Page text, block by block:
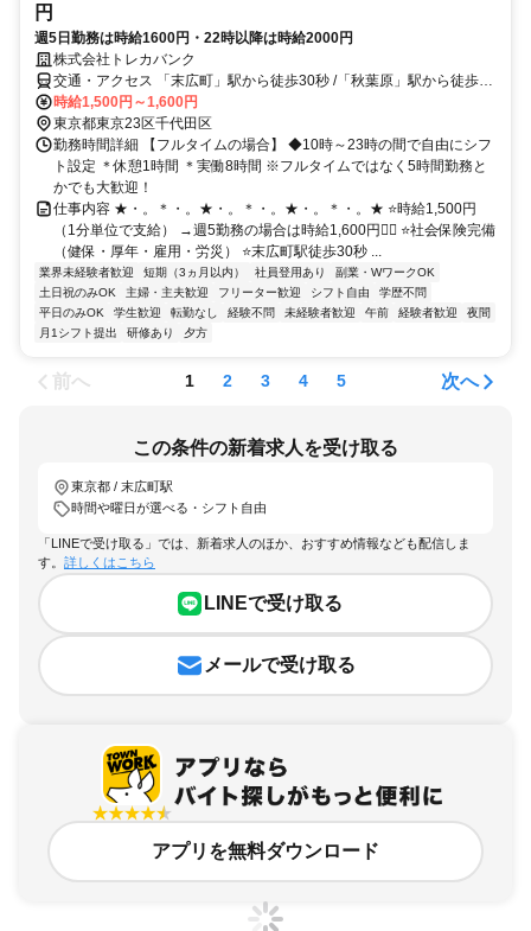
円
週5日勤務は時給1600円・22時以降は時給2000円
株式会社トレカバンク
交通・アクセス 「末広町」駅から徒歩30秒 /「秋葉原」駅から徒歩7
分
時給1,500円～1,600円
東京都東京23区千代田区
勤務時間詳細 【フルタイムの場合】 ◆10時～23時の間で自由にシフ
ト設定 ＊休憩1時間 ＊実働8時間 ※フルタイムではなく5時間勤務と
かでも大歓迎！
仕事内容 ★・。＊・。★・。＊・。★・。＊・。★ ⭐時給1,500円
（1分単位で支給） →週5勤務の場合は時給1,600円❤️‍🔥 ⭐社会保険完備
（健保・厚年・雇用・労災） ⭐末広町駅徒歩30秒 ...
業界未経験者歓迎 短期（3ヵ月以内） 社員登用あり
副業・WワークOK
土日祝のみOK
主婦・主夫歓迎 フリーター歓迎 シフト自由
学歴不問
平日のみOK
学生歓迎 転勤なし 経験不問 未経験者歓迎 午前 経験者歓迎
夜間
月1シフト提出
研修あり 夕方
前へ 1 2 3 4 5 次へ
この条件の新着求人を受け取る
東京都 / 末広町駅
時間や曜日が選べる・シフト自由
「LINEで受け取る」では、新着求人のほか、おすすめ情報なども配信しま
す。 詳しくはこちら
LINEで受け取る
メールで受け取る
アプリを無料ダウンロード